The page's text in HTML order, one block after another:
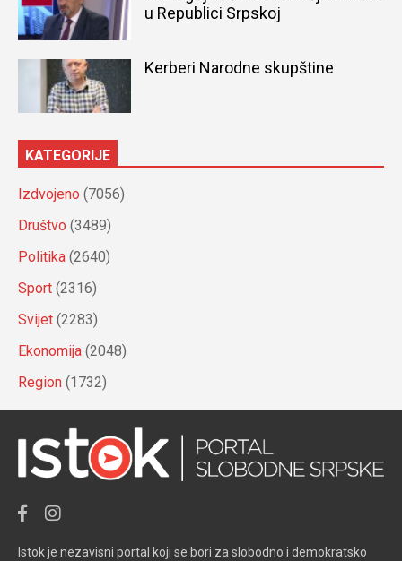
u Republici Srpskoj
Kerberi Narodne skupštine
KATEGORIJE
Izdvojeno (7056)
Društvo (3489)
Politika (2640)
Sport (2316)
Svijet (2283)
Ekonomija (2048)
Region (1732)
Istok je nezavisni portal koji se bori za slobodno i demokratsko